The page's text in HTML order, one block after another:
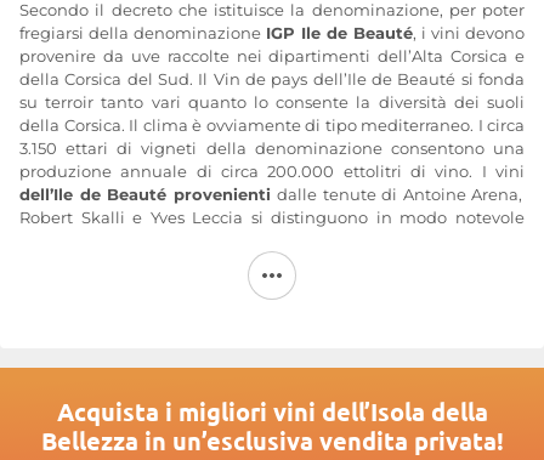
Secondo il decreto che istituisce la denominazione, per poter
fregiarsi della denominazione IGP Ile de Beauté, i vini devono
provenire da uve raccolte nei dipartimenti dell’Alta Corsica e
della Corsica del Sud. Il Vin de pays dell’Ile de Beauté si fonda
su terroir tanto vari quanto lo consente la diversità dei suoli
della Corsica. Il clima è ovviamente di tipo mediterraneo. I circa
3.150 ettari di vigneti della denominazione consentono una
produzione annuale di circa 200.000 ettolitri di vino. I vini
dell’Ile de Beauté provenientidalle tenute di Antoine Arena,
Robert Skalli e Yves Leccia si distinguono in modo notevole
I vitigni autorizzati per l’indicazione geografica protetta
altri vitigni diffusi sulla terraferma.
vini dell’Ile de Beautépossono essere suddivisi in due
Acquista i migliori vini dell’Isola della
Bellezza in un’esclusiva vendita privata!